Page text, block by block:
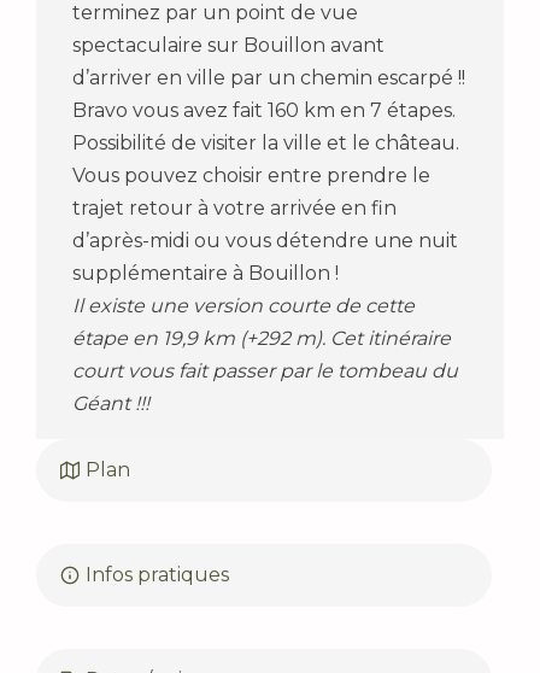
terminez par un point de vue
spectaculaire sur Bouillon avant
d’arriver en ville par un chemin escarpé !!
Bravo vous avez fait 160 km en 7 étapes.
Possibilité de visiter la ville et le château.
Vous pouvez choisir entre prendre le
trajet retour à votre arrivée en fin
d’après-midi ou vous détendre une nuit
supplémentaire à Bouillon !
Il existe une version courte de cette
étape en 19,9 km (+292 m). Cet itinéraire
court vous fait passer par le tombeau du
Géant !!!
Plan
Infos pratiques